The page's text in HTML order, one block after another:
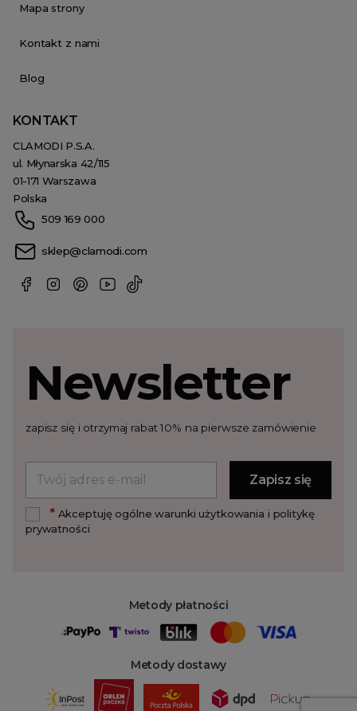
Mapa strony
Kontakt z nami
Blog
KONTAKT
CLAMODI P.S.A.
ul. Młynarska 42/115
01-171 Warszawa
Polska
509 169 000
sklep@clamodi.com
Metody płatności
Metody dostawy
Newsletter
zapisz się i otrzymaj rabat 10% na pierwsze zamówienie
*Akceptuję ogólne warunki użytkowania i politykę
prywatności